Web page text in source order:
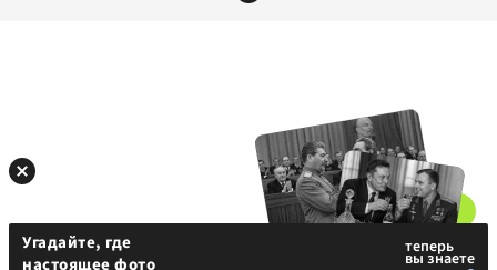
Угадайте, где
настоящее фото